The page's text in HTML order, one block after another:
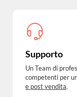
Supporto
Un Team di
competenti per
e post vendita.